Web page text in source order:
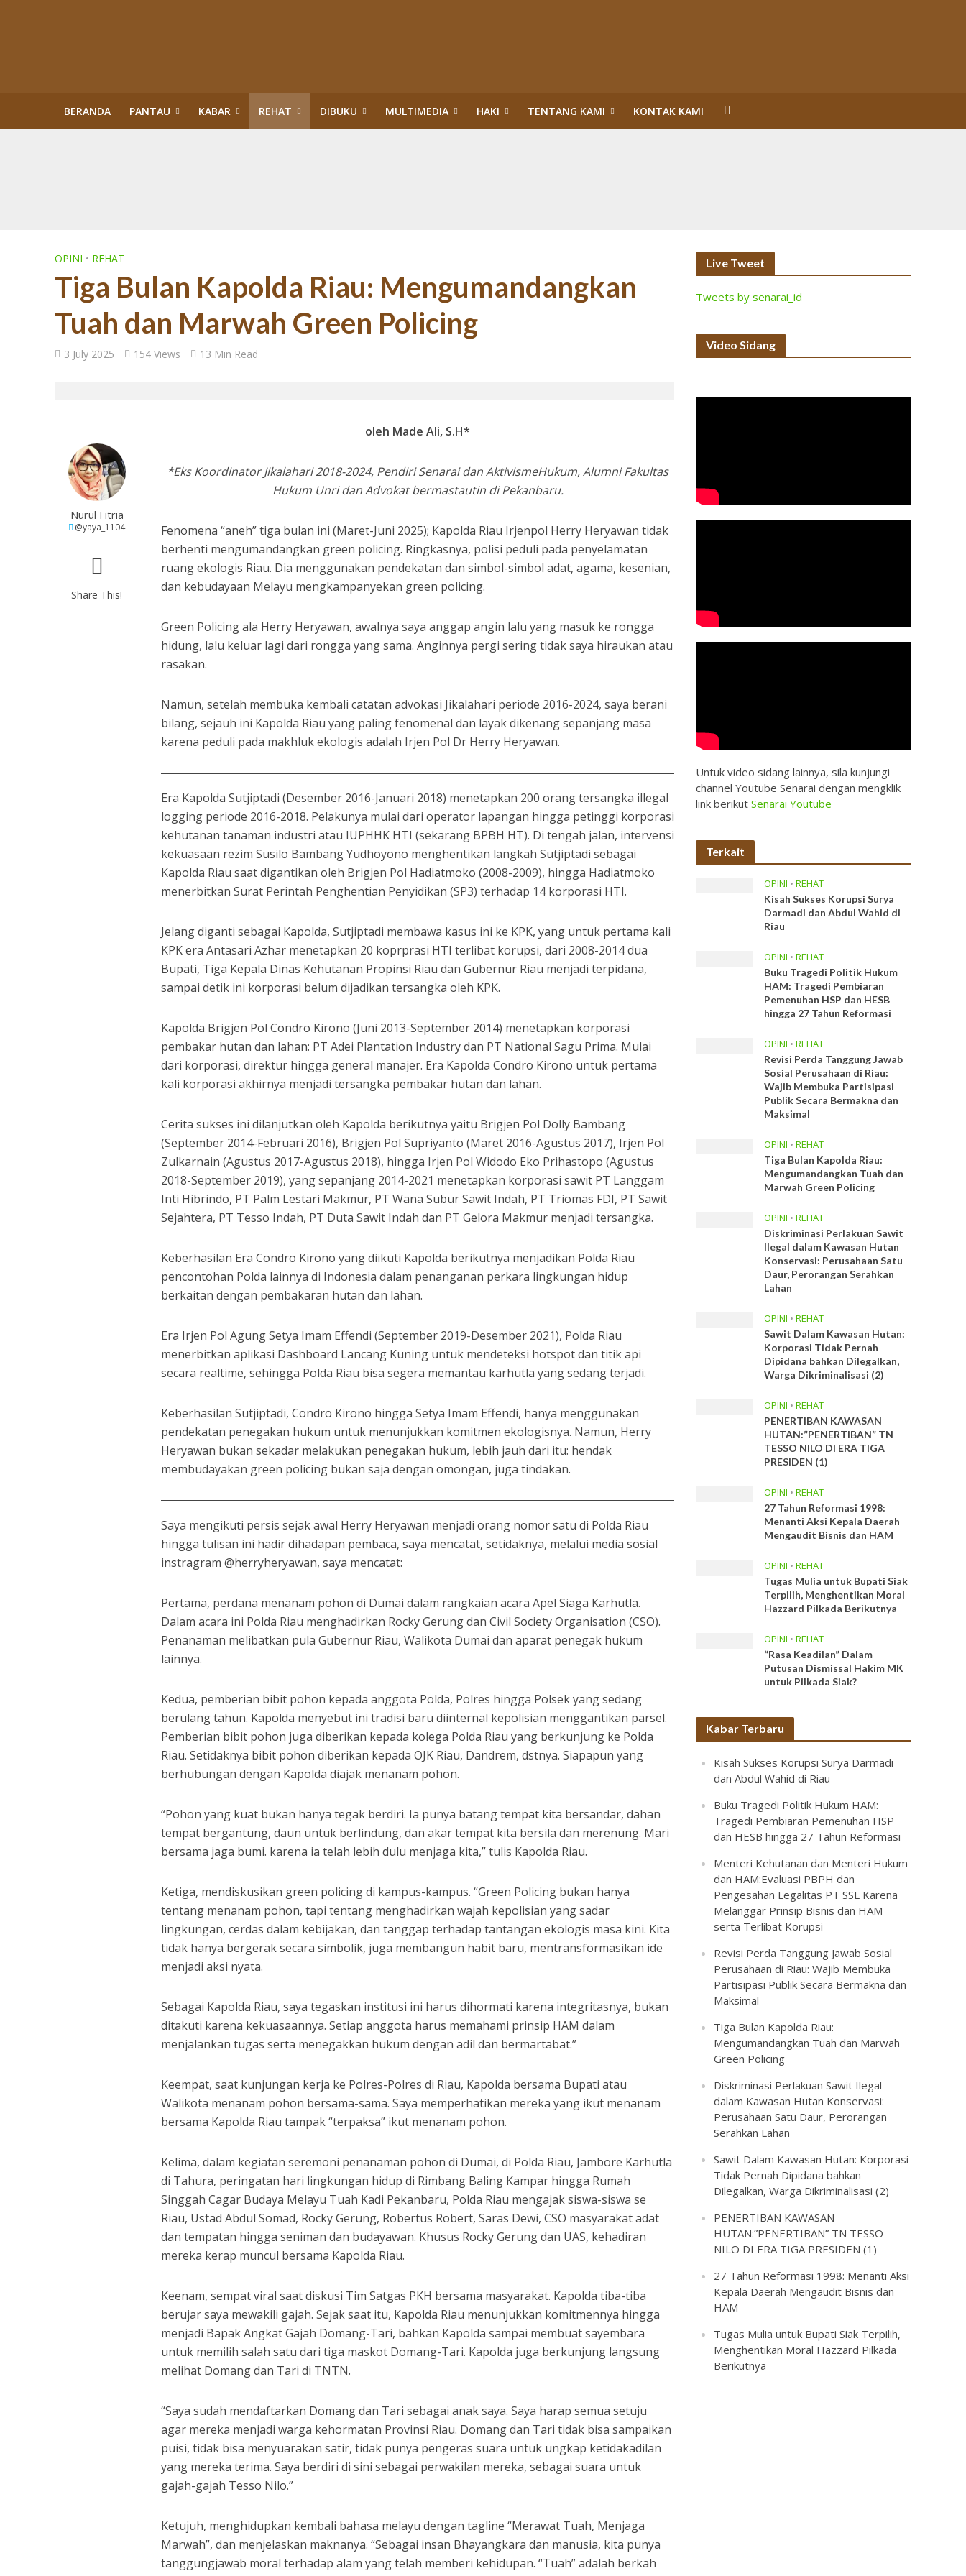
BERANDA PANTAU KABAR REHAT DIBUKU MULTIMEDIA HAKI TENTANG KAMI KONTAK KAMI
27 Tahun Reformasi 1998: Menanti Aksi Kepala Daerah Mengaudit Bisnis dan HAM
Tugas Mulia untuk Bupati Siak Terpilih, Menghentikan Moral Hazzard Pilkada Berikutnya
OPINI • REHAT
Tiga Bulan Kapolda Riau: Mengumandangkan
Tuah dan Marwah Green Policing
3 July 2025 154 Views 13 Min Read
Nurul Fitria
@yaya_1104
Share This!
oleh Made Ali, S.H*
*Eks Koordinator Jikalahari 2018-2024, Pendiri Senarai dan AktivismeHukum, Alumni Fakultas
Hukum Unri dan Advokat bermastautin di Pekanbaru.
Fenomena “aneh” tiga bulan ini (Maret-Juni 2025); Kapolda Riau Irjenpol Herry Heryawan tidak
berhenti mengumandangkan green policing. Ringkasnya, polisi peduli pada penyelamatan
ruang ekologis Riau. Dia menggunakan pendekatan dan simbol-simbol adat, agama, kesenian,
dan kebudayaan Melayu mengkampanyekan green policing.
Green Policing ala Herry Heryawan, awalnya saya anggap angin lalu yang masuk ke rongga
hidung, lalu keluar lagi dari rongga yang sama. Anginnya pergi sering tidak saya hiraukan atau
rasakan.
Namun, setelah membuka kembali catatan advokasi Jikalahari periode 2016-2024, saya berani
bilang, sejauh ini Kapolda Riau yang paling fenomenal dan layak dikenang sepanjang masa
karena peduli pada makhluk ekologis adalah Irjen Pol Dr Herry Heryawan.
Era Kapolda Sutjiptadi (Desember 2016-Januari 2018) menetapkan 200 orang tersangka illegal
logging periode 2016-2018. Pelakunya mulai dari operator lapangan hingga petinggi korporasi
kehutanan tanaman industri atau IUPHHK HTI (sekarang BPBH HT). Di tengah jalan, intervensi
kekuasaan rezim Susilo Bambang Yudhoyono menghentikan langkah Sutjiptadi sebagai
Kapolda Riau saat digantikan oleh Brigjen Pol Hadiatmoko (2008-2009), hingga Hadiatmoko
menerbitkan Surat Perintah Penghentian Penyidikan (SP3) terhadap 14 korporasi HTI.
Jelang diganti sebagai Kapolda, Sutjiptadi membawa kasus ini ke KPK, yang untuk pertama kali
KPK era Antasari Azhar menetapkan 20 koprprasi HTI terlibat korupsi, dari 2008-2014 dua
Bupati, Tiga Kepala Dinas Kehutanan Propinsi Riau dan Gubernur Riau menjadi terpidana,
sampai detik ini korporasi belum dijadikan tersangka oleh KPK.
Kapolda Brigjen Pol Condro Kirono (Juni 2013-September 2014) menetapkan korporasi
pembakar hutan dan lahan: PT Adei Plantation Industry dan PT National Sagu Prima. Mulai
dari korporasi, direktur hingga general manajer. Era Kapolda Condro Kirono untuk pertama
kali korporasi akhirnya menjadi tersangka pembakar hutan dan lahan.
Cerita sukses ini dilanjutkan oleh Kapolda berikutnya yaitu Brigjen Pol Dolly Bambang
(September 2014-Februari 2016), Brigjen Pol Supriyanto (Maret 2016-Agustus 2017), Irjen Pol
Zulkarnain (Agustus 2017-Agustus 2018), hingga Irjen Pol Widodo Eko Prihastopo (Agustus
2018-September 2019), yang sepanjang 2014-2021 menetapkan korporasi sawit PT Langgam
Inti Hibrindo, PT Palm Lestari Makmur, PT Wana Subur Sawit Indah, PT Triomas FDI, PT Sawit
Sejahtera, PT Tesso Indah, PT Duta Sawit Indah dan PT Gelora Makmur menjadi tersangka.
Keberhasilan Era Condro Kirono yang diikuti Kapolda berikutnya menjadikan Polda Riau
pencontohan Polda lainnya di Indonesia dalam penanganan perkara lingkungan hidup
berkaitan dengan pembakaran hutan dan lahan.
Era Irjen Pol Agung Setya Imam Effendi (September 2019-Desember 2021), Polda Riau
menerbitkan aplikasi Dashboard Lancang Kuning untuk mendeteksi hotspot dan titik api
secara realtime, sehingga Polda Riau bisa segera memantau karhutla yang sedang terjadi.
Keberhasilan Sutjiptadi, Condro Kirono hingga Setya Imam Effendi, hanya menggunakan
pendekatan penegakan hukum untuk menunjukkan komitmen ekologisnya. Namun, Herry
Heryawan bukan sekadar melakukan penegakan hukum, lebih jauh dari itu: hendak
membudayakan green policing bukan saja dengan omongan, juga tindakan.
Saya mengikuti persis sejak awal Herry Heryawan menjadi orang nomor satu di Polda Riau
hingga tulisan ini hadir dihadapan pembaca, saya mencatat, setidaknya, melalui media sosial
instragram @herryheryawan, saya mencatat:
Pertama, perdana menanam pohon di Dumai dalam rangkaian acara Apel Siaga Karhutla.
Dalam acara ini Polda Riau menghadirkan Rocky Gerung dan Civil Society Organisation (CSO).
Penanaman melibatkan pula Gubernur Riau, Walikota Dumai dan aparat penegak hukum
lainnya.
Kedua, pemberian bibit pohon kepada anggota Polda, Polres hingga Polsek yang sedang
berulang tahun. Kapolda menyebut ini tradisi baru diinternal kepolisian menggantikan parsel.
Pemberian bibit pohon juga diberikan kepada kolega Polda Riau yang berkunjung ke Polda
Riau. Setidaknya bibit pohon diberikan kepada OJK Riau, Dandrem, dstnya. Siapapun yang
berhubungan dengan Kapolda diajak menanam pohon.
“Pohon yang kuat bukan hanya tegak berdiri. Ia punya batang tempat kita bersandar, dahan
tempat bergantung, daun untuk berlindung, dan akar tempat kita bersila dan merenung. Mari
bersama jaga bumi. karena ia telah lebih dulu menjaga kita,” tulis Kapolda Riau.
Ketiga, mendiskusikan green policing di kampus-kampus. “Green Policing bukan hanya
tentang menanam pohon, tapi tentang menghadirkan wajah kepolisian yang sadar
lingkungan, cerdas dalam kebijakan, dan tanggap terhadap tantangan ekologis masa kini. Kita
tidak hanya bergerak secara simbolik, juga membangun habit baru, mentransformasikan ide
menjadi aksi nyata.
Sebagai Kapolda Riau, saya tegaskan institusi ini harus dihormati karena integritasnya, bukan
ditakuti karena kekuasaannya. Setiap anggota harus memahami prinsip HAM dalam
menjalankan tugas serta menegakkan hukum dengan adil dan bermartabat.”
Keempat, saat kunjungan kerja ke Polres-Polres di Riau, Kapolda bersama Bupati atau
Walikota menanam pohon bersama-sama. Saya memperhatikan mereka yang ikut menanam
bersama Kapolda Riau tampak “terpaksa” ikut menanam pohon.
Kelima, dalam kegiatan seremoni penanaman pohon di Dumai, di Polda Riau, Jambore Karhutla
di Tahura, peringatan hari lingkungan hidup di Rimbang Baling Kampar hingga Rumah
Singgah Cagar Budaya Melayu Tuah Kadi Pekanbaru, Polda Riau mengajak siswa-siswa se
Riau, Ustad Abdul Somad, Rocky Gerung, Robertus Robert, Saras Dewi, CSO masyarakat adat
dan tempatan hingga seniman dan budayawan. Khusus Rocky Gerung dan UAS, kehadiran
mereka kerap muncul bersama Kapolda Riau.
Keenam, sempat viral saat diskusi Tim Satgas PKH bersama masyarakat. Kapolda tiba-tiba
berujar saya mewakili gajah. Sejak saat itu, Kapolda Riau menunjukkan komitmennya hingga
menjadi Bapak Angkat Gajah Domang-Tari, bahkan Kapolda sampai membuat sayembara
untuk memilih salah satu dari tiga maskot Domang-Tari. Kapolda juga berkunjung langsung
melihat Domang dan Tari di TNTN.
“Saya sudah mendaftarkan Domang dan Tari sebagai anak saya. Saya harap semua setuju
agar mereka menjadi warga kehormatan Provinsi Riau. Domang dan Tari tidak bisa sampaikan
puisi, tidak bisa menyuarakan satir, tidak punya pengeras suara untuk ungkap ketidakadilan
yang mereka terima. Saya berdiri di sini sebagai perwakilan mereka, sebagai suara untuk
gajah-gajah Tesso Nilo.”
Ketujuh, menghidupkan kembali bahasa melayu dengan tagline “Merawat Tuah, Menjaga
Marwah”, dan menjelaskan maknanya. “Sebagai insan Bhayangkara dan manusia, kita punya
tanggungjawab moral terhadap alam yang telah memberi kehidupan. “Tuah” adalah berkah
Live Tweet
Tweets by senarai_id
Video Sidang
Untuk video sidang lainnya, sila kunjungi
channel Youtube Senarai dengan mengklik
link berikutSenarai Youtube
Terkait
OPINI • REHAT
Kisah Sukses Korupsi Surya
Darmadi dan Abdul Wahid di
Riau
OPINI • REHAT
Buku Tragedi Politik Hukum
HAM: Tragedi Pembiaran
Pemenuhan HSP dan HESB
hingga 27 Tahun Reformasi
OPINI • REHAT
Revisi Perda Tanggung Jawab
Sosial Perusahaan di Riau:
Wajib Membuka Partisipasi
Publik Secara Bermakna dan
Maksimal
OPINI • REHAT
Tiga Bulan Kapolda Riau:
Mengumandangkan Tuah dan
Marwah Green Policing
OPINI • REHAT
Diskriminasi Perlakuan Sawit
Ilegal dalam Kawasan Hutan
Konservasi: Perusahaan Satu
Daur, Perorangan Serahkan
Lahan
OPINI • REHAT
Sawit Dalam Kawasan Hutan:
Korporasi Tidak Pernah
Dipidana bahkan Dilegalkan,
Warga Dikriminalisasi (2)
OPINI • REHAT
PENERTIBAN KAWASAN
HUTAN:”PENERTIBAN” TN
TESSO NILO DI ERA TIGA
PRESIDEN (1)
OPINI • REHAT
27 Tahun Reformasi 1998:
Menanti Aksi Kepala Daerah
Mengaudit Bisnis dan HAM
OPINI • REHAT
Tugas Mulia untuk Bupati Siak
Terpilih, Menghentikan Moral
Hazzard Pilkada Berikutnya
OPINI • REHAT
“Rasa Keadilan” Dalam
Putusan Dismissal Hakim MK
untuk Pilkada Siak?
Kabar Terbaru
Kisah Sukses Korupsi Surya Darmadi
dan Abdul Wahid di Riau
Buku Tragedi Politik Hukum HAM:
Tragedi Pembiaran Pemenuhan HSP
dan HESB hingga 27 Tahun Reformasi
Menteri Kehutanan dan Menteri Hukum
dan HAM:Evaluasi PBPH dan
Pengesahan Legalitas PT SSL Karena
Melanggar Prinsip Bisnis dan HAM
serta Terlibat Korupsi
Revisi Perda Tanggung Jawab Sosial
Perusahaan di Riau: Wajib Membuka
Partisipasi Publik Secara Bermakna dan
Maksimal
Tiga Bulan Kapolda Riau:
Mengumandangkan Tuah dan Marwah
Green Policing
Diskriminasi Perlakuan Sawit Ilegal
dalam Kawasan Hutan Konservasi:
Perusahaan Satu Daur, Perorangan
Serahkan Lahan
Sawit Dalam Kawasan Hutan: Korporasi
Tidak Pernah Dipidana bahkan
Dilegalkan, Warga Dikriminalisasi (2)
PENERTIBAN KAWASAN
HUTAN:”PENERTIBAN” TN TESSO
NILO DI ERA TIGA PRESIDEN (1)
27 Tahun Reformasi 1998: Menanti Aksi
Kepala Daerah Mengaudit Bisnis dan
HAM
Tugas Mulia untuk Bupati Siak Terpilih,
Menghentikan Moral Hazzard Pilkada
Berikutnya